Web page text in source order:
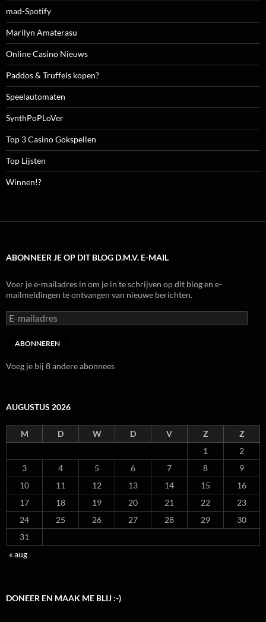
mad-Spotify
Marilyn Amaterasu
Online Casino Nieuws
Paddos & Truffels kopen?
Speelautomaten
SynthPoPLoVer
Top 3 Casino Gokspellen
Top Lijsten
Winnen!?
ABONNEER JE OP DIT BLOG D.M.V. E-MAIL
Voer je e-mailadres in om je in te schrijven op dit blog en e-
mailmeldingen te ontvangen van nieuwe berichten.
E-
mailadres
ABONNEREN
Voeg je bij 8 andere abonnees
AUGUSTUS 2026
M D W D V Z
Z
1
2
3
4 5 6 7 8
9
10
11 12 13 14 15
16
17
18 19 20 21 22
23
24
25 26 27 28 29
30
31
« aug
DONEER EN MAAK ME BLIJ :-)